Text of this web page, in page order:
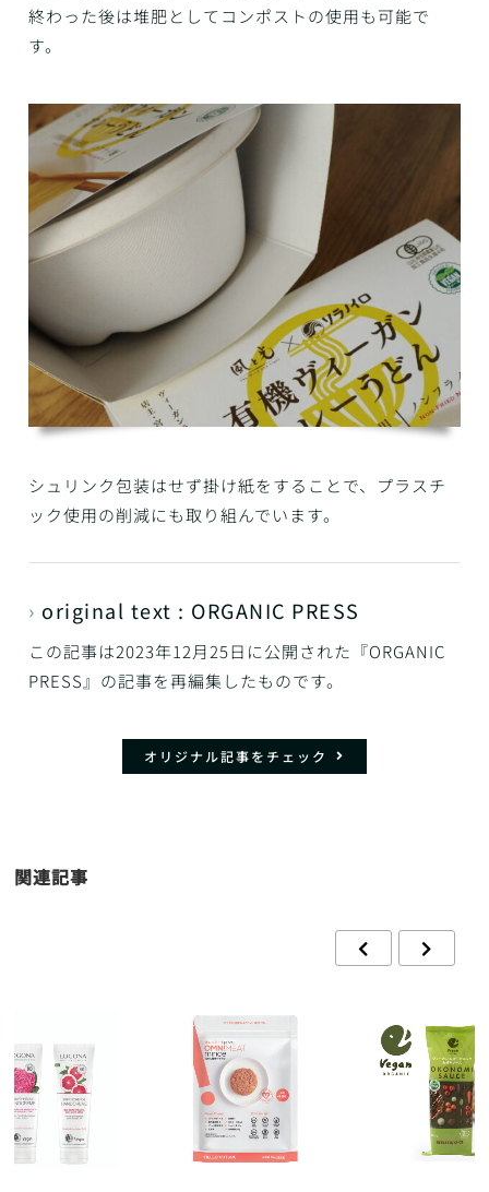
終わった後は堆肥としてコンポストの使用も可能で
す。
シュリンク包装はせず掛け紙をすることで、プラスチ
ック使用の削減にも取り組んでいます。
› original text : ORGANIC PRESS
この記事は2023年12月25日に公開された『ORGANIC
PRESS』の記事を再編集したものです。
オリジナル記事をチェック
関連記事